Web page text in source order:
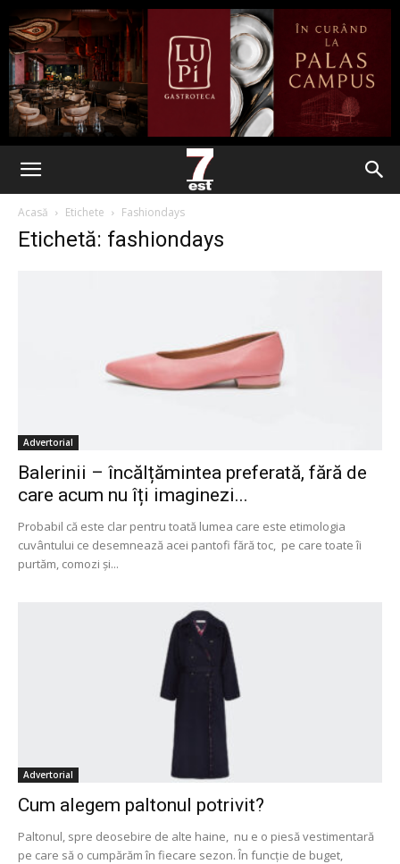
Acasă Etichete Fashiondays
Etichetă: fashiondays
Advertorial
Balerinii – încălțămintea preferată, fără de
care acum nu îți imaginezi...
Probabil că este clar pentru toată lumea care este etimologia
cuvântului ce desemnează acei pantofi fără toc, pe care toate îi
purtăm, comozi și...
Advertorial
Cum alegem paltonul potrivit?
Paltonul, spre deosebire de alte haine, nu e o piesă vestimentară
pe care să o cumpărăm în fiecare sezon. În funcție de buget,